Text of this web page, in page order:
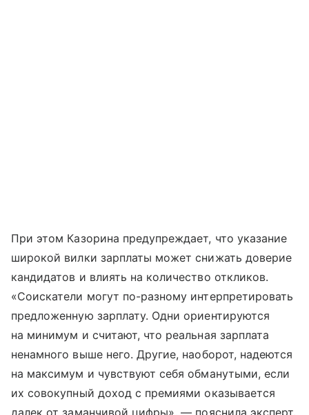
При этом Казорина предупреждает, что указание
широкой вилки зарплаты может снижать доверие
кандидатов и влиять на количество откликов.
«Соискатели могут по-разному интерпретировать
предложенную зарплату. Одни ориентируются
на минимум и считают, что реальная зарплата
ненамного выше него. Другие, наоборот, надеются
на максимум и чувствуют себя обманутыми, если
их совокупный доход с премиями оказывается
далек от заманчивой цифры», — пояснила эксперт.